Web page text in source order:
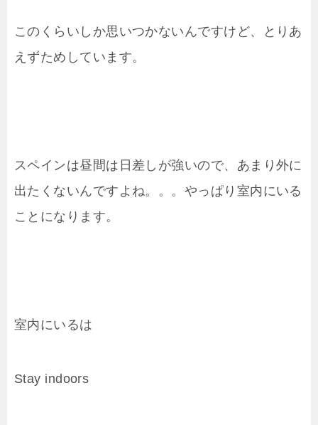
このくらいしか思いつかないんですけど、とりあ
えずためしています。
スペインは昼間は日差しが強いので、あまり外に
出たくないんですよね。。。やっぱり室内にいる
ことになります。
室内にいるは
Stay indoors